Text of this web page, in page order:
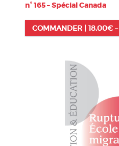
n° 165 – Spécial Canada
COMMANDER | 18,00€–